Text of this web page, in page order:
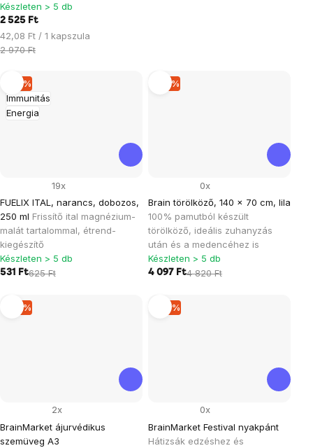
Készleten > 5 db
2 525 Ft
Egységár:
42,08 Ft / 1 kapszula
2 970 Ft
Immunitás
Energia
–15 %
FUELIX ITAL, narancs, dobozos,
250 ml Frissítő ital magnézium-
malát tartalommal, étrend-
kiegészítő
19x
Készleten > 5 db
531 Ft625 Ft
–15 %
Brain törölköző, 140 × 70 cm, lila
100% pamutból készült
törölköző, ideális zuhanyzás
után és a medencéhez is
0x
Készleten > 5 db
4 097 Ft4 820 Ft
–15 %
BrainMarket ájurvédikus
szemüveg A3
2x
–14 %
BrainMarket Festival nyakpánt
Hátizsák edzéshez és
0x